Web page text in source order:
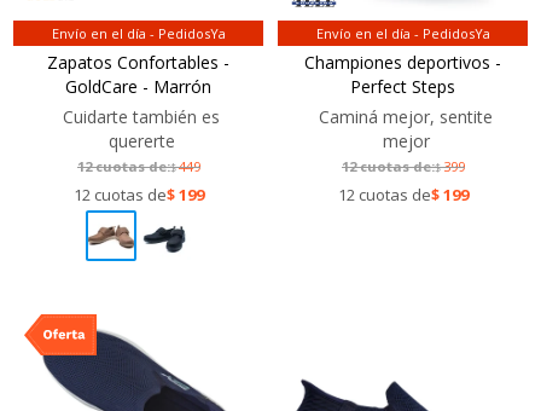
Envío en el día - PedidosYa
Zapatos Confortables -
GoldCare - Marrón
Cuidarte también es
quererte
12 cuotas de:$449
12 cuotas de$199
Envío en el día - PedidosYa
Championes deportivos -
Perfect Steps
Caminá mejor, sentite
mejor
12 cuotas de:$399
12 cuotas de$199